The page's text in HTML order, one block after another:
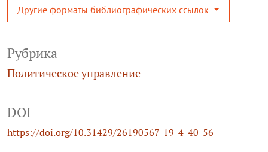
Рубрика
Политическое управление
DOI
https://doi.org/10.31429/26190567-19-4-40-56
Другие форматы библиографических ссылок